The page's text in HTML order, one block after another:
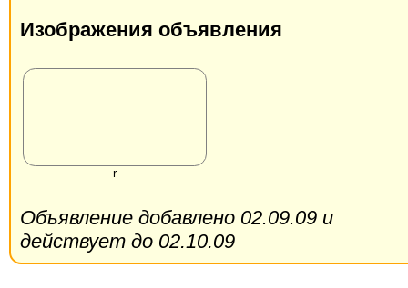
Изображения объявления
r
Объявление добавлено 02.09.09 и
действует до 02.10.09